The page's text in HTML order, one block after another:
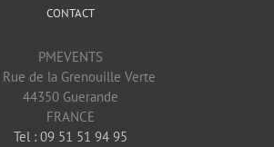
CONTACT
PMEVENTS
Rue de la Grenouille Verte
44350 Guerande
FRANCE
Tel : 09 51 51 94 95